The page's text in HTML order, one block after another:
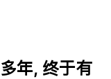
年, 终于有